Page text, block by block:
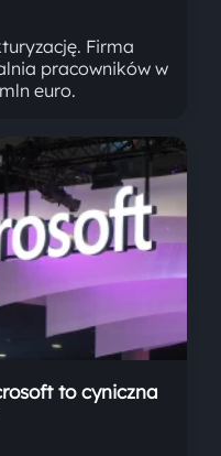
Firma
pracowników w
euro.
to cyniczna